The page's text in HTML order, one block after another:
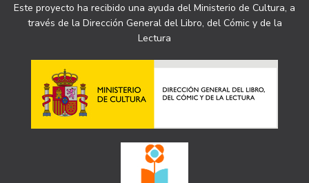
Este proyecto ha recibido una ayuda del Ministerio de Cultura, a
través de la Dirección General del Libro, del Cómic y de la
Lectura